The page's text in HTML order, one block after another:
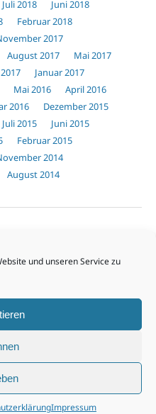
und unseren Service zu
Impressum
Juli 2018
Juni 2018
Februar 2018
2017
August 2017
Mai 2017
Januar 2017
Mai 2016
April 2016
2016
Dezember 2015
Juli 2015
Juni 2015
Februar 2015
2014
August 2014
Cookie-
Richtlinie (EU)